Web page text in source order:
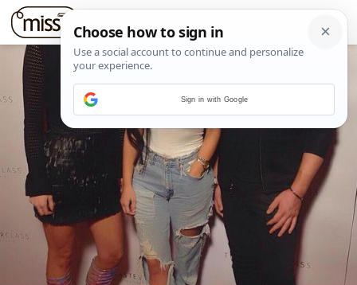
Sign in with Google